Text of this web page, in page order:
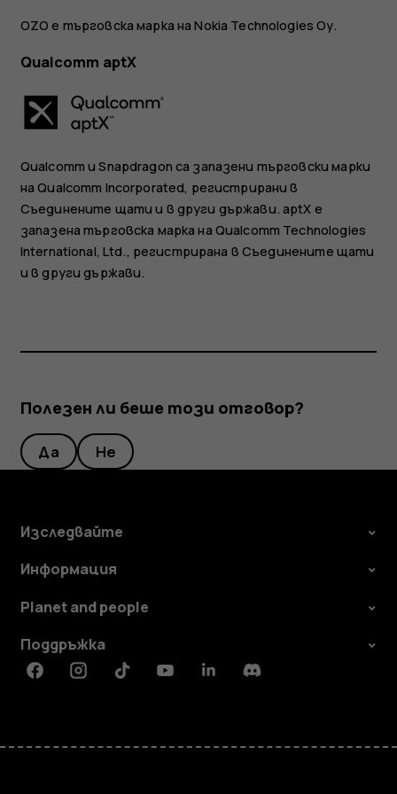
OZO е търговска марка на Nokia Technologies Oy.
Qualcomm aptX
Qualcomm и Snapdragon са запазени търговски марки
на Qualcomm Incorporated, регистрирани в
Съединените щати и в други държави. aptX е
запазена търговска марка на Qualcomm Technologies
International, Ltd., регистрирана в Съединените щати
и в други държави.
Полезен ли беше този отговор?
Да Не
Изследвайте
Информация
Planet and people
Поддръжка
FacebookInstagramTiktokYoutubeLinkedinDiscord